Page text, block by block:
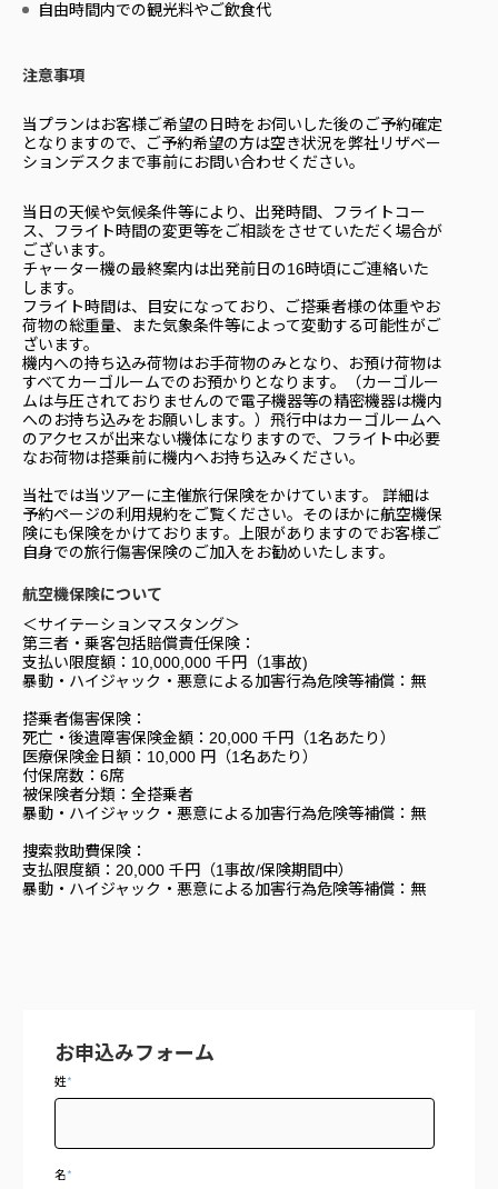
自由時間内での観光料やご飲食代
注意事項
当プランはお客様ご希望の日時をお伺いした後のご予約確定
となりますので、ご予約希望の方は空き状況を弊社リザベー
ションデスクまで事前にお問い合わせください。
当日の天候や気候条件等により、出発時間、フライトコー
ス、フライト時間の変更等をご相談をさせていただく場合が
ございます。
チャーター機の最終案内は出発前日の16時頃にご連絡いた
します。
フライト時間は、目安になっており、ご搭乗者様の体重やお
荷物の総重量、また気象条件等によって変動する可能性がご
ざいます。
機内への持ち込み荷物はお手荷物のみとなり、お預け荷物は
すべてカーゴルームでのお預かりとなります。（カーゴルー
ムは与圧されておりませんので電子機器等の精密機器は機内
へのお持ち込みをお願いします。）飛行中はカーゴルームへ
のアクセスが出来ない機体になりますので、フライト中必要
なお荷物は搭乗前に機内へお持ち込みください。
当社では当ツアーに主催旅行保険をかけています。 詳細は
予約ページの利用規約をご覧ください。そのほかに航空機保
険にも保険をかけております。上限がありますのでお客様ご
自身での旅行傷害保険のご加入をお勧めいたします。
航空機保険について
＜サイテーションマスタング＞
第三者・乗客包括賠償責任保険：
支払い限度額：10,000,000 千円（1事故)
暴動・ハイジャック・悪意による加害行為危険等補償：無
搭乗者傷害保険：
死亡・後遺障害保険金額：20,000 千円（1名あたり）
医療保険金日額：10,000 円（1名あたり）
付保席数：6席
被保険者分類：全搭乗者
暴動・ハイジャック・悪意による加害行為危険等補償：無
捜索救助費保険：
支払限度額：20,000 千円（1事故/保険期間中）
暴動・ハイジャック・悪意による加害行為危険等補償：無
お申込みフォーム
姓*
名*